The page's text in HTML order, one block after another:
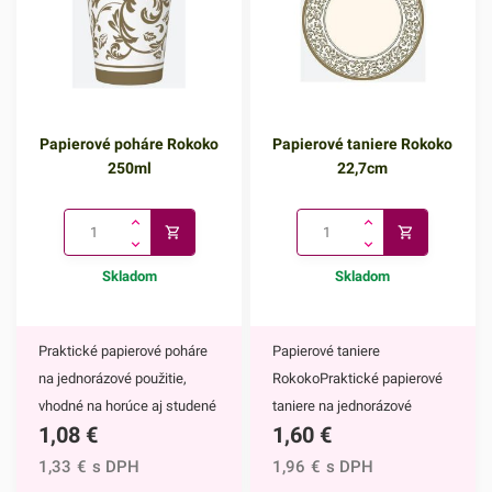
Papierové poháre Rokoko
250ml
Skladom
Praktické papierové poháre
na jednorázové použitie,
vhodné na horúce aj studené
nápoje. Vďaka ich
elegantnému zdobeniu
1,08 €
1,33 € s DPH
Papierové taniere Rokoko
22,7cm
Skladom
Papierové taniere
RokokoPraktické papierové
taniere na jednorázové
použitie. Vďaka ich
elegantnému zdobeniu
1,60 €
1,96 € s DPH